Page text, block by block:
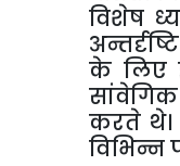
विशेष
अन्तर्दृष्टि
के लिए
सांवेगिक
करते थे।
विभिन्न